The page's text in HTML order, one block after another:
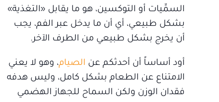
السمِّيات أو التوكسين، هو ما يقابل «التغذية»
بشكل طبيعي، أي أن ما يدخل عبر الفم، يجب
أن يخرج بشكل طبيعي من الطرف الآخر.
أود أساساً أن أحدثكم عن الصيام، وهو لا يعني
الامتناع عن الطعام بشكل كامل، وليس هدفه
فقدان الوزن ولكن السماح للجهاز الهضمي